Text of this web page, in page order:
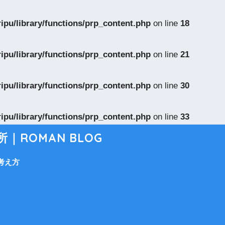
library/functions/prp_content.php on line 18
library/functions/prp_content.php on line 21
library/functions/prp_content.php on line 30
library/functions/prp_content.php on line 33
｜ROMAN BLOG
え方